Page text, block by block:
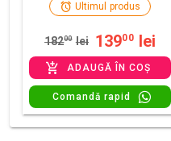
Ultimul produs
18200 lei 13900 lei
ADAUGĂ ÎN COȘ
Comandă rapid